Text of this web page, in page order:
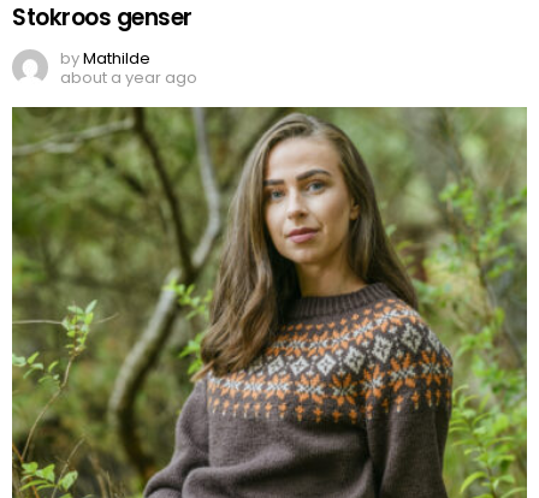
Stokroos genser
byMathilde
about a year ago